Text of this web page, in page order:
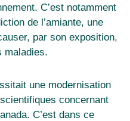
C’est notamment
de l’amiante, une
par son exposition,
maladies.
une modernisation
concernant
C’est dans ce